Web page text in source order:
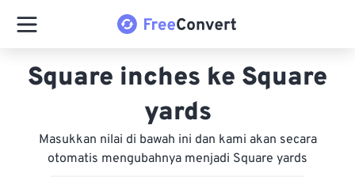
Square inches ke Square
yards
Masukkan nilai di bawah ini dan kami akan secara
otomatis mengubahnya menjadi Square yards